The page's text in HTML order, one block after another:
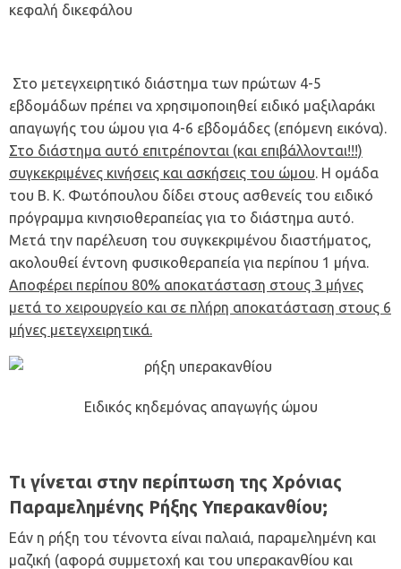
κεφαλή δικεφάλου
Στο μετεγχειρητικό διάστημα των πρώτων 4-5
εβδομάδων πρέπει να χρησιμοποιηθεί ειδικό μαξιλαράκι
απαγωγής του ώμου για 4-6 εβδομάδες (επόμενη εικόνα).
Στο διάστημα αυτό επιτρέπονται (και επιβάλλονται!!!)
συγκεκριμένες κινήσεις και ασκήσεις του ώμου. Η ομάδα
του Β. Κ. Φωτόπουλου δίδει στους ασθενείς του ειδικό
πρόγραμμα κινησιοθεραπείας για το διάστημα αυτό.
Μετά την παρέλευση του συγκεκριμένου διαστήματος,
ακολουθεί έντονη φυσικοθεραπεία για περίπου 1 μήνα.
Αποφέρει περίπου 80% αποκατάσταση στους 3 μήνες
μετά το χειρουργείο και σε πλήρη αποκατάσταση στους 6
μήνες μετεγχειρητικά.
Ειδικός κηδεμόνας απαγωγής ώμου
Τι γίνεται στην περίπτωση της Χρόνιας
Παραμελημένης Ρήξης Υπερακανθίου;
Εάν η ρήξη του τένοντα είναι παλαιά, παραμελημένη και
μαζική (αφορά συμμετοχή και του υπερακανθίου και